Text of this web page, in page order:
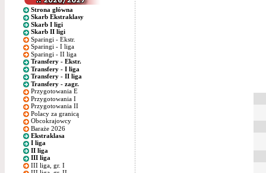
Strona główna
Skarb Ekstraklasy
Skarb I ligi
Skarb II ligi
Sparingi - Ekstr.
Sparingi - I liga
Sparingi - II liga
Transfery - Ekstr.
Transfery - I liga
Transfery - II liga
Transfery - zagr.
Przygotowania E
Przygotowania I
Przygotowania II
Polacy za granicą
Obcokrajowcy
Baraże 2026
Ekstraklasa
I liga
II liga
III liga
III liga, gr. I